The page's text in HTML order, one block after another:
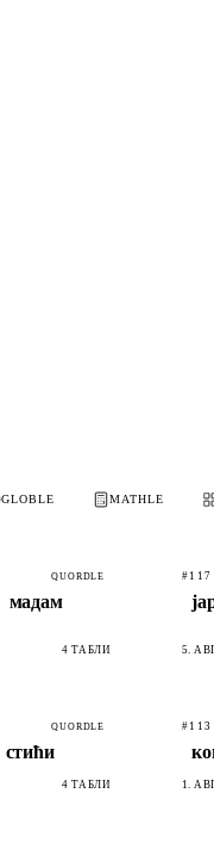
GLOBLE MATHLE
QUORDLE
мадам
4 ТАБЛИ
#117
5.
QUORDLE
стићи
4 ТАБЛИ
#113
1.